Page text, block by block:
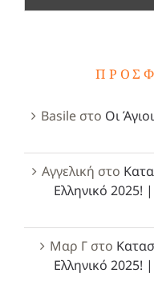
Basileστο Οι
Αγγελική στο
Ελληνικό 2025!
Μαρ Γστο
Ελληνικό 2025!